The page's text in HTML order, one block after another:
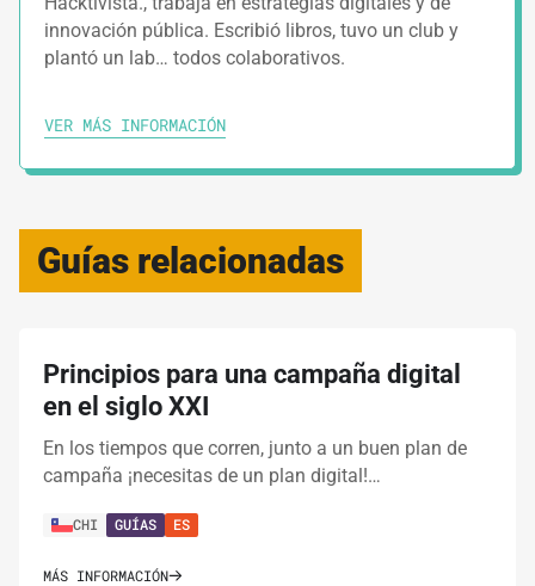
innovación pública. Escribió libros, tuvo un club y
plantó un lab… todos colaborativos.
VER MÁS INFORMACIÓN
Guías relacionadas
Principios para una campaña digital
en el siglo XXI
En los tiempos que corren, junto a un buen plan de
campaña ¡necesitas de un plan digital!…
CHI GUÍAS ES
MÁS INFORMACIÓN